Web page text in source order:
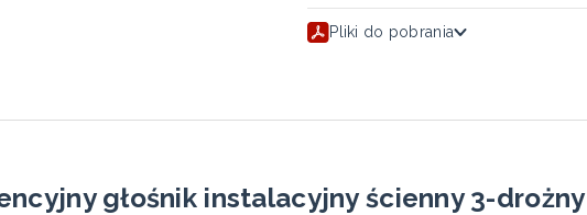
Pliki do pobrania
głośnik instalacyjny ścienny 3-drożny